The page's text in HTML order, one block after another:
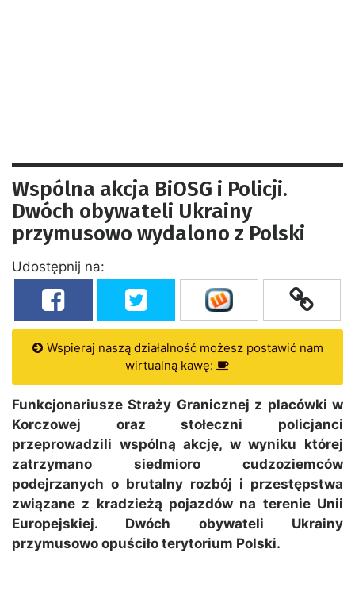
Wspólna akcja BiOSG i Policji.
Dwóch obywateli Ukrainy
przymusowo wydalono z Polski
Udostępnij na:
Wspieraj naszą działalność możesz postawić nam
wirtualną kawę:
Funkcjonariusze Straży Granicznej z placówki w
Korczowej oraz stołeczni policjanci
przeprowadzili wspólną akcję, w wyniku której
zatrzymano siedmioro cudzoziemców
podejrzanych o brutalny rozbój i przestępstwa
związane z kradzieżą pojazdów na terenie Unii
Europejskiej. Dwóch obywateli Ukrainy
przymusowo opuściło terytorium Polski.